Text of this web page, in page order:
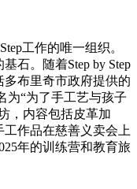
工作的唯一组织。
石。随着Step by Step
布里奇市政府提供的
为“为了手工艺与孩子
，内容包括皮革加
作品在慈善义卖会上
年的训练营和教育旅